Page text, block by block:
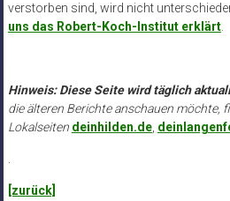
verstorben sind, wird nicht
uns das Robert-Koch-Institut erklärt.
Hinweis: Diese Seite wird täglich
die älteren Berichte anschauen möchte,
Lokalseiten deinhilden.de,
.
[zurück]